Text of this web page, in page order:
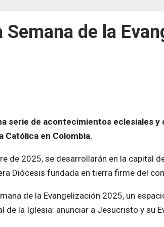
de la
serie de acontecimientos eclesiales
Católica en Colombia.
de 2025, se desarrollarán en la capital
Diócesis fundada en tierra firme del
de la Evangelización 2025, un
la Iglesia: anunciar a Jesucristo y su